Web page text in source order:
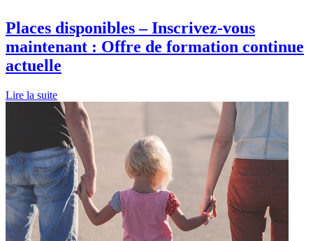
Places disponibles – Inscrivez-vous
maintenant : Offre de formation continue
actuelle
Lire la suite